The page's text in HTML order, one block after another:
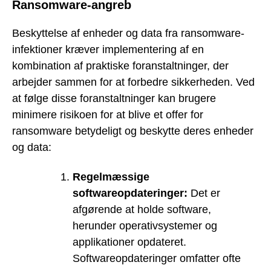
Ransomware-angreb
Beskyttelse af enheder og data fra ransomware-
infektioner kræver implementering af en
kombination af praktiske foranstaltninger, der
arbejder sammen for at forbedre sikkerheden. Ved
at følge disse foranstaltninger kan brugere
minimere risikoen for at blive et offer for
ransomware betydeligt og beskytte deres enheder
og data:
Regelmæssige
softwareopdateringer: Det er
afgørende at holde software,
herunder operativsystemer og
applikationer opdateret.
Softwareopdateringer omfatter ofte